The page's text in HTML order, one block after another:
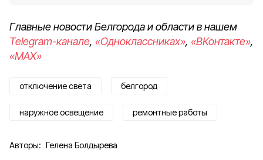
Главные новости Белгорода и области в нашем
Telegram-канале, «Одноклассниках», «ВКонтакте»,
«MAX»
отключение света белгород
наружное освещение ремонтные работы
Авторы: Гелена Болдырева